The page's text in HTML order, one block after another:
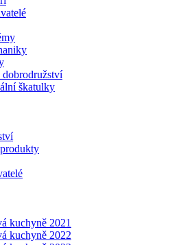
dobrodružství
škatulky
kuchyně 2021
kuchyně 2022